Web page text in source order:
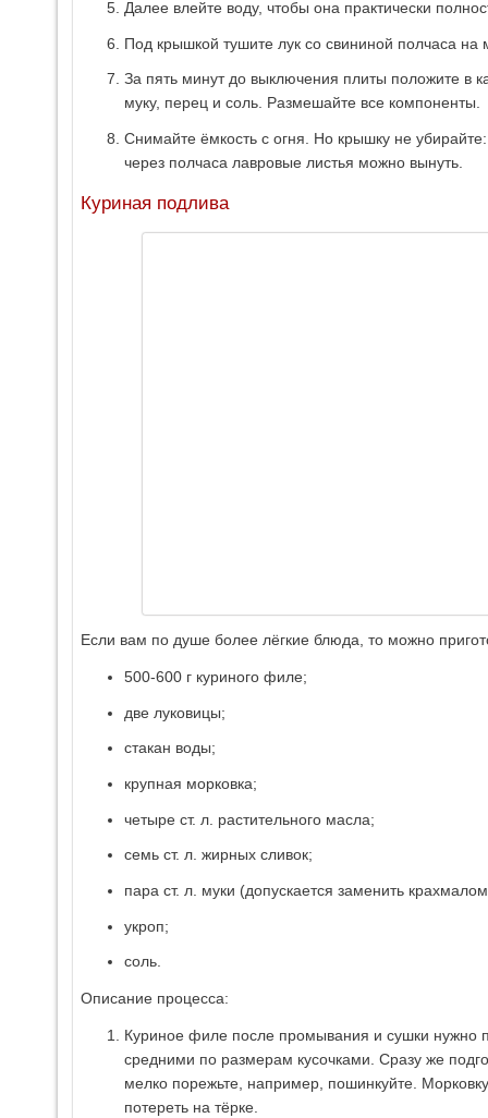
Далее влейте воду, чтобы она практически
Под крышкой тушите лук со свининой полчаса на
За пять минут до выключения плиты положите в
муку, перец и соль. Размешайте все компоненты.
Снимайте ёмкость с огня. Но крышку не
через полчаса лавровые листья можно вынуть.
Куриная подлива
Если вам по душе более лёгкие блюда, то можно
500-600 г куриного филе;
две луковицы;
стакан воды;
крупная морковка;
четыре ст. л. растительного масла;
семь ст. л. жирных сливок;
пара ст. л. муки (допускается заменить
укроп;
соль.
Описание процесса:
Куриное филе после промывания и сушки нужно
средними по размерам кусочками. Сразу же
мелко порежьте, например, пошинкуйте.
потереть на тёрке.